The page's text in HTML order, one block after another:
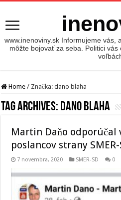
www.inenoviny.sk Informujeme vás,
môžte bojovať za seba. Politici
Home / Značka:dano blaha
Tag Archives: dano blaha
Martin Daňo odporúčal
poslancov strany SMER-
7 novembra, 2020 SMER-SD 0